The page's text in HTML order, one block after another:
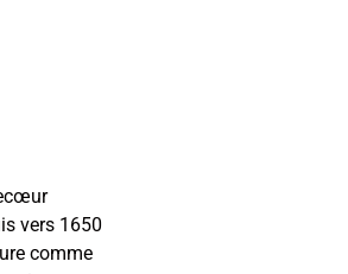
vers 1650
comme